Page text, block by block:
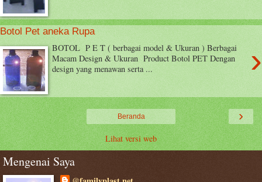
Botol Pet aneka Rupa
›
BOTOL P E T ( berbagai model & Ukuran ) Berbagai
Macam Design & Ukuran Product Botol PET Dengan
design yang menawan serta ...
›
Beranda
Lihat versi web
Mengenai Saya